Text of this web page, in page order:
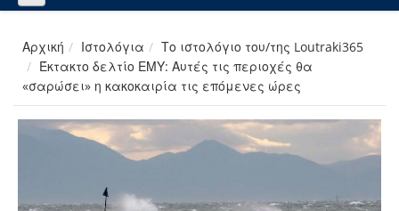
Αρχική Ιστολόγια
Το ιστολόγιο του/της Loutraki365
Έκτακτο δελτίο ΕΜΥ: Αυτές τις περιοχές θα
«σαρώσει» η κακοκαιρία τις επόμενες ώρες